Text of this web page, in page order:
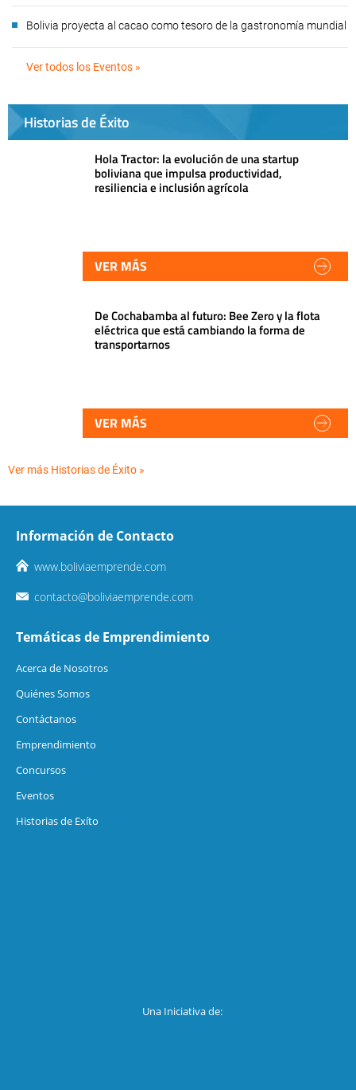
Bolivia proyecta al cacao como tesoro de la gastronomía mundial
Ver todos los Eventos »
Historias de Éxito
Hola Tractor: la evolución de una startup
boliviana que impulsa productividad,
resiliencia e inclusión agrícola
VER MÁS
De Cochabamba al futuro: Bee Zero y la flota
eléctrica que está cambiando la forma de
transportarnos
VER MÁS
Ver más Historias de Éxito »
Información de Contacto
www.boliviaemprende.com
contacto@boliviaemprende.com
Temáticas de Emprendimiento
Acerca de Nosotros
Quiénes Somos
Contáctanos
Emprendimiento
Concursos
Eventos
Historias de Exíto
Una Iniciativa de: